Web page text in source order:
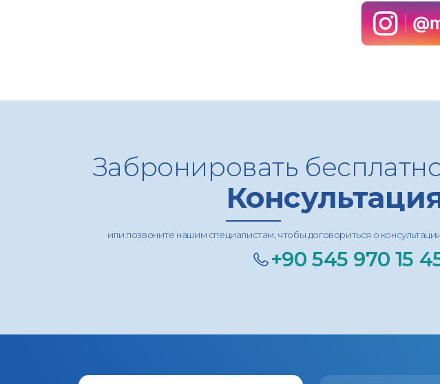
Забронировать
или позвоните нашим специалистам, чтобы договориться о
+90 545 970 15